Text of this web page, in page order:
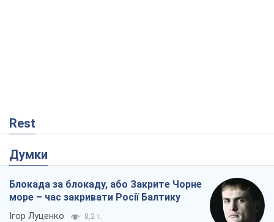
Rest
Думки
Блокада за блокаду, або Закрите Чорне
море – час закривати Росії Балтику
Ігор Луценко 8,2 т.